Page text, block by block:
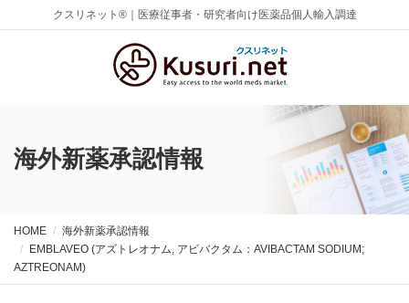
クスリネット®｜医療従事者・研究者向け医薬品個人輸入調達
海外新薬承認情報
HOME
海外新薬承認情報
EMBLAVEO (アズトレオナム, アビバクタム：AVIBACTAM SODIUM;
AZTREONAM)